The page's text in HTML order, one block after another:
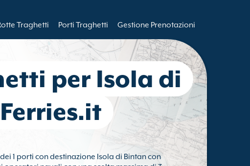
Traghetti Porti Traghetti Gestione Prenotazioni
per Isola di
1 porti con destinazione Isola di Bintan con